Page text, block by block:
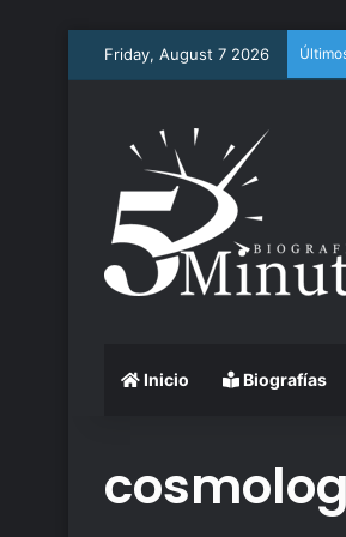
Friday, August 7 2026
Inicio Biografías